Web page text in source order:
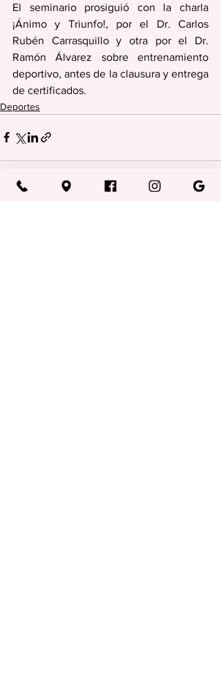
El seminario prosiguió con la charla
¡Ánimo y Triunfo!, por el Dr. Carlos
Rubén Carrasquillo y otra por el Dr.
Ramón Álvarez sobre entrenamiento
deportivo, antes de la clausura y entrega
de certificados.
Deportes